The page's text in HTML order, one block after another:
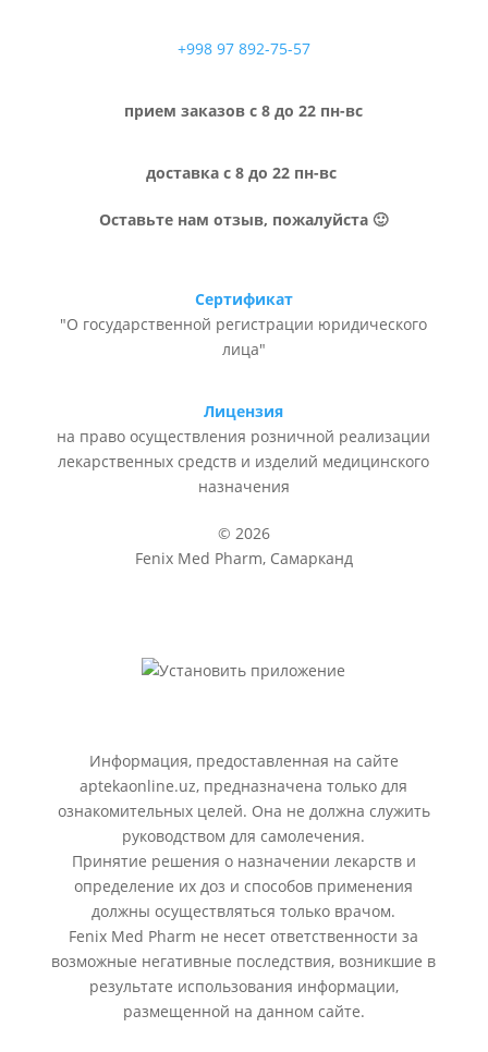
+998 97 892-75-57
прием заказов с 8 до 22 пн-вс
доставка с 8 до 22 пн-вс
Оставьте нам отзыв, пожалуйста 🙂
Сертификат
"О государственной регистрации юридического
лица"
Лицензия
на право осуществления розничной реализации
лекарственных средств и изделий медицинского
назначения
© 2026
Fenix Med Pharm, Самарканд
Информация, предоставленная на сайте
aptekaonline.uz, предназначена только для
ознакомительных целей. Она не должна служить
руководством для самолечения.
Принятие решения о назначении лекарств и
определение их доз и способов применения
должны осуществляться только врачом.
Fenix Med Pharm не несет ответственности за
возможные негативные последствия, возникшие в
результате использования информации,
размещенной на данном сайте.